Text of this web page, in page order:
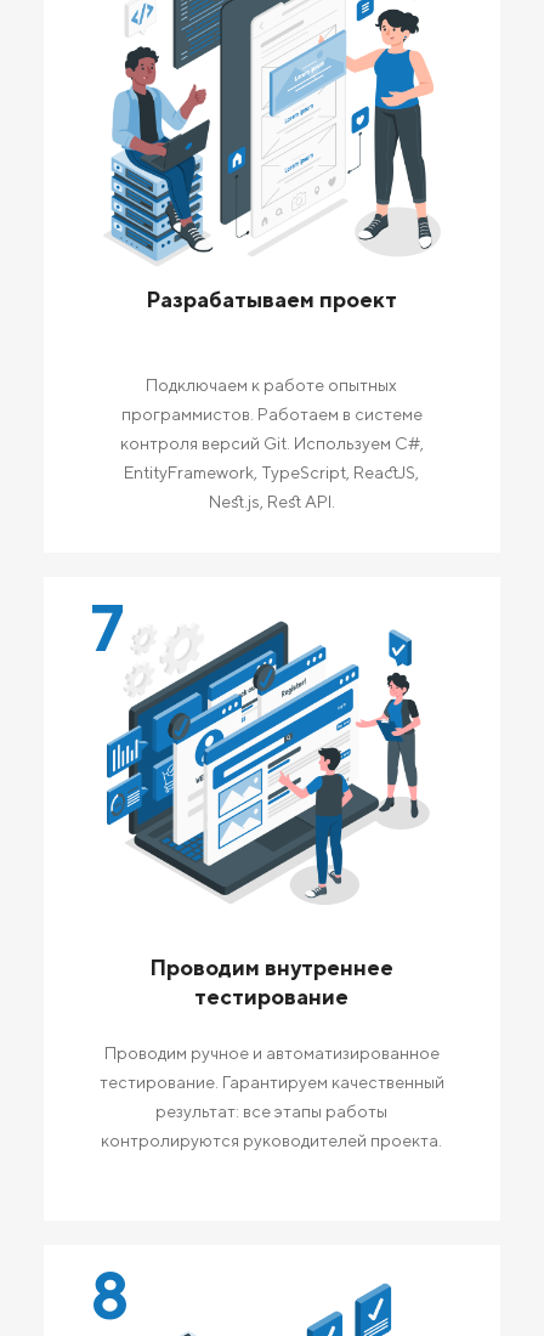
Разрабатываем проект
Подключаем к работе опытных
программистов. Работаем в системе
контроля версий Git. Используем C#,
EntityFramework, TypeScript, ReactJS,
Nest.js, Rest API.
7
Проводим внутреннее
тестирование
Проводим ручное и автоматизированное
тестирование. Гарантируем качественный
результат: все этапы работы
контролируются руководителей проекта.
8